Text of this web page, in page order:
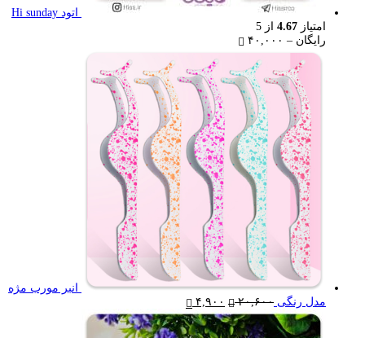
اتود Hi sunday
امتیاز 4.67 از 5
رایگان – ۴۰,۰۰۰
range:
رایگان
through
۴۰,۰۰۰ تومان
انبر مورب مژه
مدل رنگی ۲۰,۶۰۰
Original
price
was:
۴,۹۰۰
price
is: